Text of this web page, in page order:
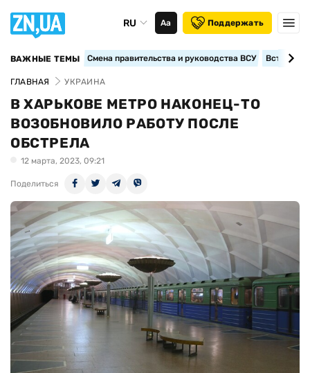
RU Аа Поддержать
ВАЖНЫЕ ТЕМЫ Смена правительства и руководства ВСУ
ГЛАВНАЯ УКРАИНА
В ХАРЬКОВЕ МЕТРО НАКОНЕЦ-ТО
ВОЗОБНОВИЛО РАБОТУ ПОСЛЕ
ОБСТРЕЛА
12 марта, 2023, 09:21
Поделиться